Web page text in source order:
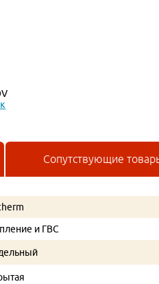
Сопутствующие
и ГВС